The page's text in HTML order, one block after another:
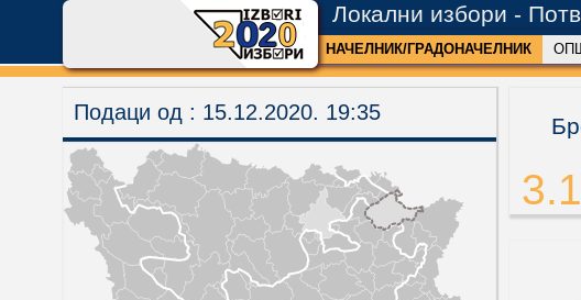
20
Локални избори -
НАЧЕЛНИК/ГРАДОНАЧЕЛНИК
Подаци од : 15.12.2020. 19:35